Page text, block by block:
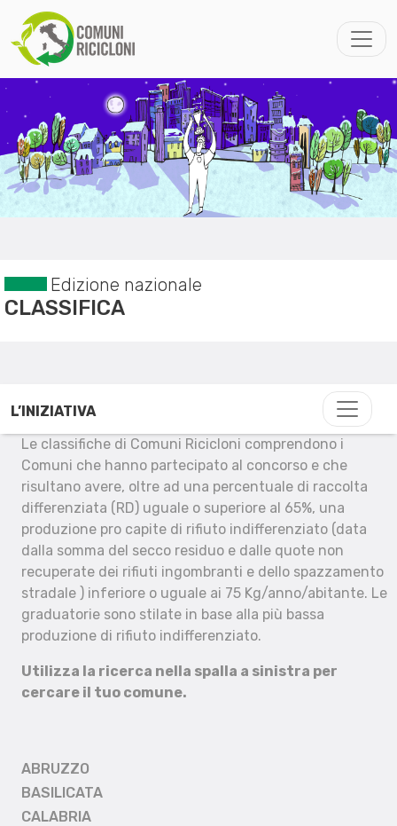
Edizione nazionale
CLASSIFICA
L’INIZIATIVA
Le classifiche di Comuni Ricicloni comprendono i
Comuni che hanno partecipato al concorso e che
risultano avere, oltre ad una percentuale di raccolta
differenziata (RD) uguale o superiore al 65%, una
produzione pro capite di rifiuto indifferenziato (data
dalla somma del secco residuo e dalle quote non
recuperate dei rifiuti ingombranti e dello spazzamento
stradale ) inferiore o uguale ai 75 Kg/anno/abitante. Le
graduatorie sono stilate in base alla più bassa
produzione di rifiuto indifferenziato.
Utilizza la ricerca nella spalla a sinistra per
cercare il tuo comune.
ABRUZZO
BASILICATA
CALABRIA